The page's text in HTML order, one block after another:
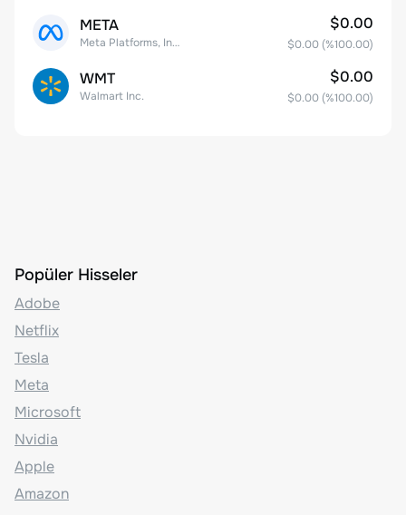
META
Meta Platforms, Inc. Class A Common Stock
$0.00
$0.00 (%100.00)
WMT
Walmart Inc.
$0.00
$0.00 (%100.00)
Popüler Hisseler
Adobe
Netflix
Tesla
Meta
Microsoft
Nvidia
Apple
Amazon